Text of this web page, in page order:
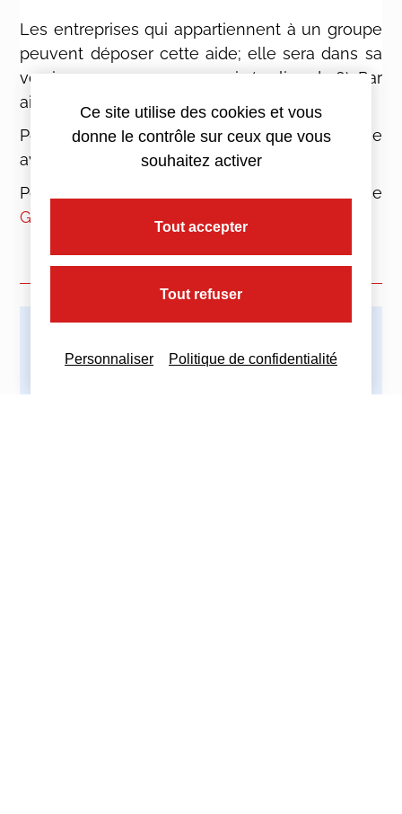
Les entreprises qui appartiennent à un groupe
peuvent déposer cette aide; elle sera dans sa
version « groupe » sur 9 mois (au lieu de 8). Par
ailleurs, les conditions restent les mêmes.
Pour conclure la demande doit être déposée
avant le 15 novembre 2021.
Pour en savoir plus venez voir notre service
Gestion
Imprimez cette actualité
Ce site utilise des cookies et vous
donne le contrôle sur ceux que vous
souhaitez activer
Tout accepter
Tout refuser
Personnaliser Politique de confidentialité